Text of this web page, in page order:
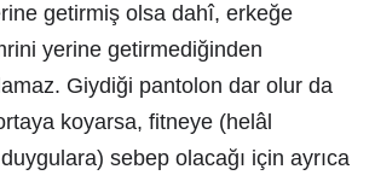
getirmiş olsa dahî, erkeğe
yerine getirmediğinden
Giydiği pantolon dar olur da
koyarsa, fitneye (helâl
sebep olacağı için ayrıca